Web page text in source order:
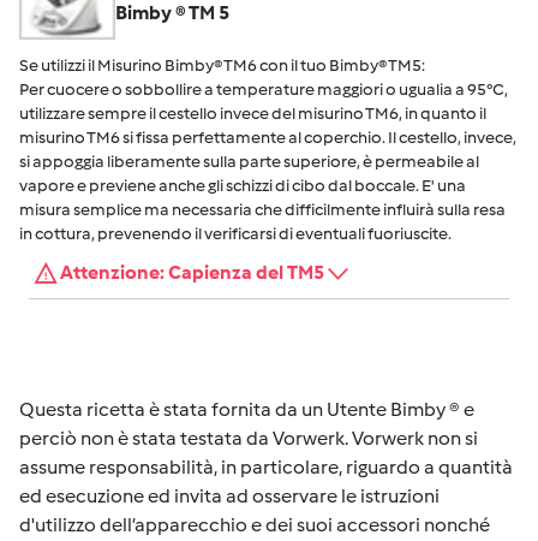
Bimby ® TM 5
Se utilizzi il Misurino Bimby® TM6 con il tuo Bimby® TM5:
Per cuocere o sobbollire a temperature maggiori o ugualia a 95°C,
utilizzare sempre il cestello invece del misurino TM6, in quanto il
misurino TM6 si fissa perfettamente al coperchio. Il cestello, invece,
si appoggia liberamente sulla parte superiore, è permeabile al
vapore e previene anche gli schizzi di cibo dal boccale. E' una
misura semplice ma necessaria che difficilmente influirà sulla resa
in cottura, prevenendo il verificarsi di eventuali fuoriuscite.
Attenzione: Capienza del TM5
Questa ricetta è stata fornita da un Utente Bimby ® e
perciò non è stata testata da Vorwerk. Vorwerk non si
assume responsabilità, in particolare, riguardo a quantità
ed esecuzione ed invita ad osservare le istruzioni
d'utilizzo dell’apparecchio e dei suoi accessori nonché